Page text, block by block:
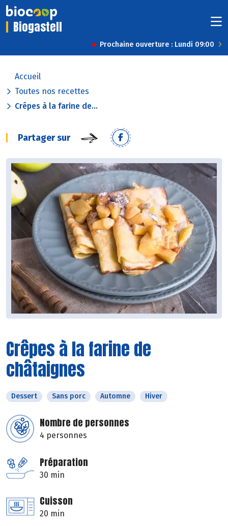
Biogastell
Prochaine ouverture : Lundi 09:00
Accueil
Toutes nos recettes
Crêpes à la farine de...
Partager sur
Crêpes à la farine de
châtaignes
Dessert Sans porc Automne Hiver
Nombre de personnes
4 personnes
Préparation
30 min
Cuisson
20 min